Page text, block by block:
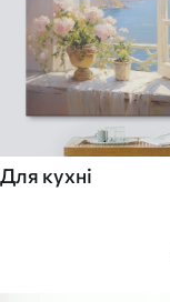
Для кухні